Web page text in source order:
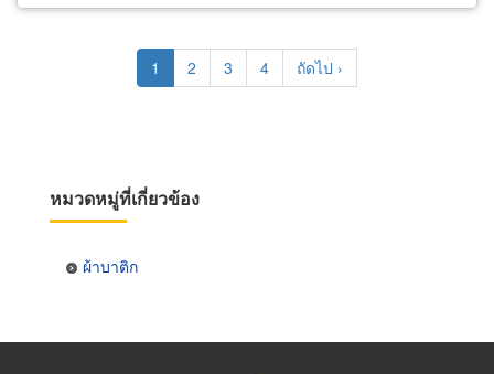
Current
page
1 Page
2 Page
3 Page
4
Next
page
ถัดไป ›
หมวดหมู่ที่เกี่ยวข้อง
ผ้าบาติก